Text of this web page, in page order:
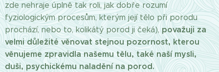
zde nehraje úplně tak roli, jak dobře rozumí
fyziologickým procesům, kterým její tělo při porodu
prochází, nebo to, kolikátý porod ji čeká), považuji za
velmi důležité věnovat stejnou pozornost, kterou
věnujeme zpravidla našemu tělu, také naší mysli,
duši, psychickému naladění na porod.